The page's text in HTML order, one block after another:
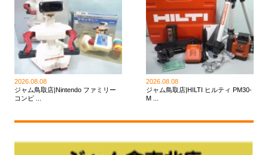
2026.08.08
ジャム鳥取店|Nintendo ファミリー
コンピ ...
2026.08.08
ジャム鳥取店|HILTI ヒルティ PM30-
M ...